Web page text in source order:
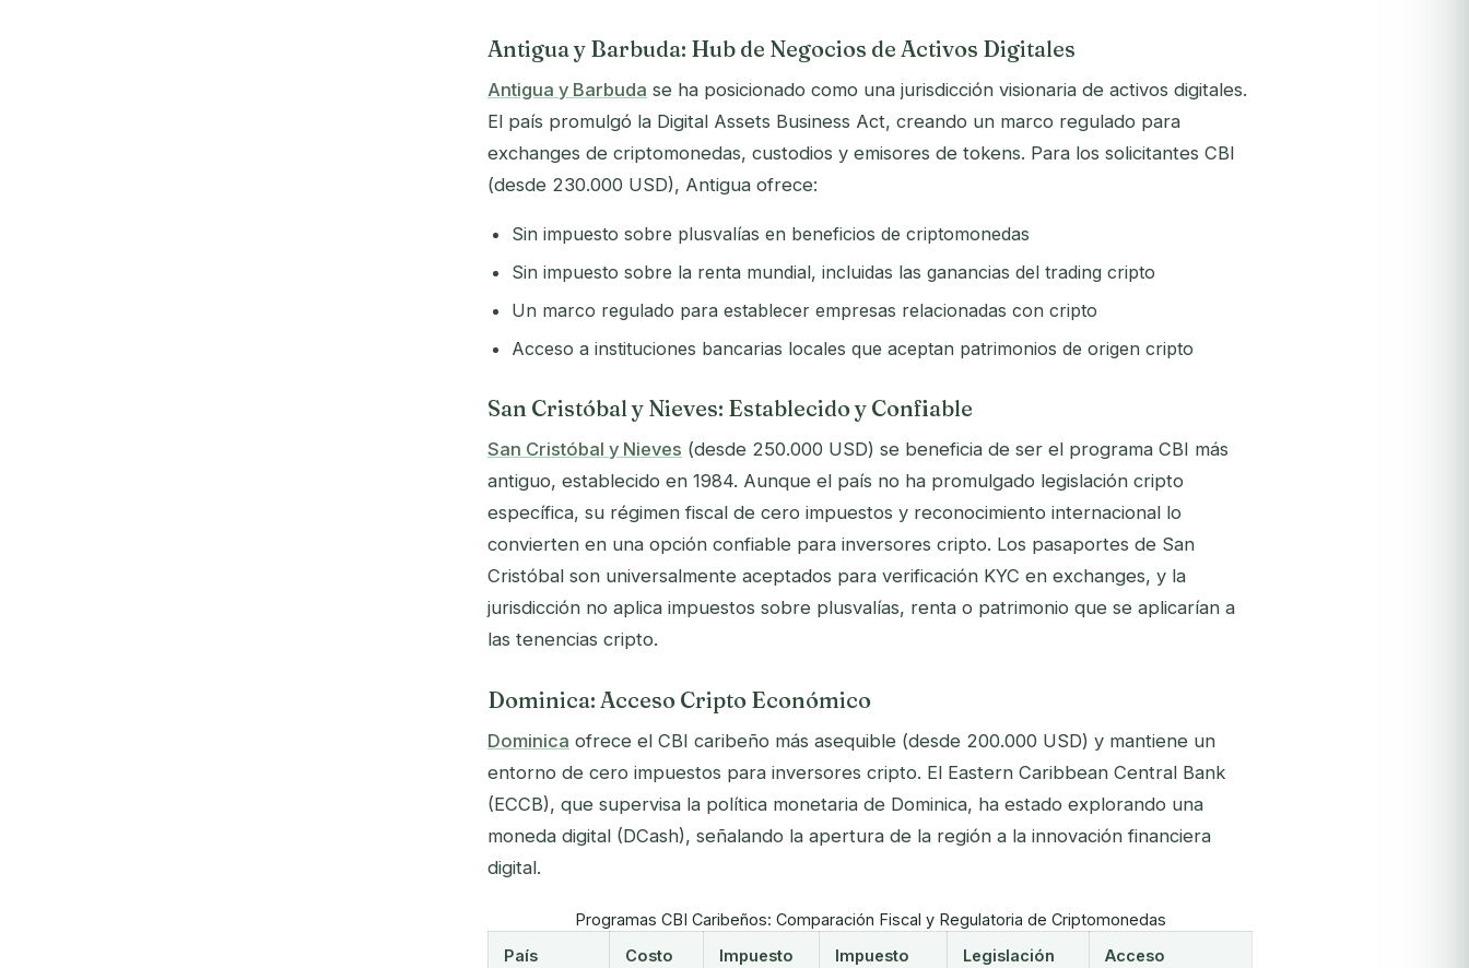
Antigua y Barbuda: Hub de Negocios de Activos Digitales
Antigua y Barbuda se ha posicionado como una jurisdicción visionaria de activos digitales.
El país promulgó la Digital Assets Business Act, creando un marco regulado para
exchanges de criptomonedas, custodios y emisores de tokens. Para los solicitantes CBI
(desde 230.000 USD), Antigua ofrece:
Sin impuesto sobre plusvalías en beneficios de criptomonedas
Sin impuesto sobre la renta mundial, incluidas las ganancias del trading cripto
Un marco regulado para establecer empresas relacionadas con cripto
Acceso a instituciones bancarias locales que aceptan patrimonios de origen cripto
San Cristóbal y Nieves: Establecido y Confiable
San Cristóbal y Nieves (desde 250.000 USD) se beneficia de ser el programa CBI más
antiguo, establecido en 1984. Aunque el país no ha promulgado legislación cripto
específica, su régimen fiscal de cero impuestos y reconocimiento internacional lo
convierten en una opción confiable para inversores cripto. Los pasaportes de San
Cristóbal son universalmente aceptados para verificación KYC en exchanges, y la
jurisdicción no aplica impuestos sobre plusvalías, renta o patrimonio que se aplicarían a
las tenencias cripto.
Dominica: Acceso Cripto Económico
Dominica ofrece el CBI caribeño más asequible (desde 200.000 USD) y mantiene un
entorno de cero impuestos para inversores cripto. El Eastern Caribbean Central Bank
(ECCB), que supervisa la política monetaria de Dominica, ha estado explorando una
moneda digital (DCash), señalando la apertura de la región a la innovación financiera
digital.
Programas CBI Caribeños: Comparación Fiscal y Regulatoria de Criptomonedas
País
Costo Impuesto Impuesto Legislación Acceso